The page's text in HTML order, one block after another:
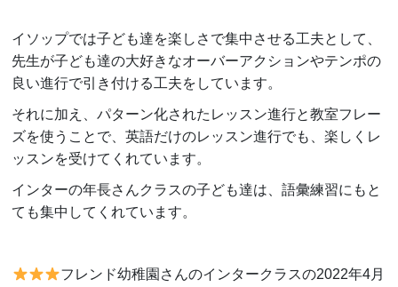
イソップでは子ども達を楽しさで集中させる工夫として、
先生が子ども達の大好きなオーバーアクションやテンポの
良い進行で引き付ける工夫をしています。
それに加え、パターン化されたレッスン進行と教室フレー
ズを使うことで、英語だけのレッスン進行でも、楽しくレ
ッスンを受けてくれています。
インターの年長さんクラスの子ども達は、語彙練習にもと
ても集中してくれています。
フレンド幼稚園さんのインタークラスの2022年4月